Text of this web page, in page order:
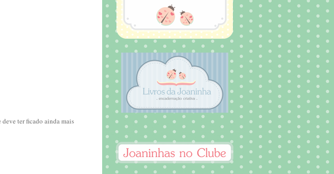
ter ficado ainda mais